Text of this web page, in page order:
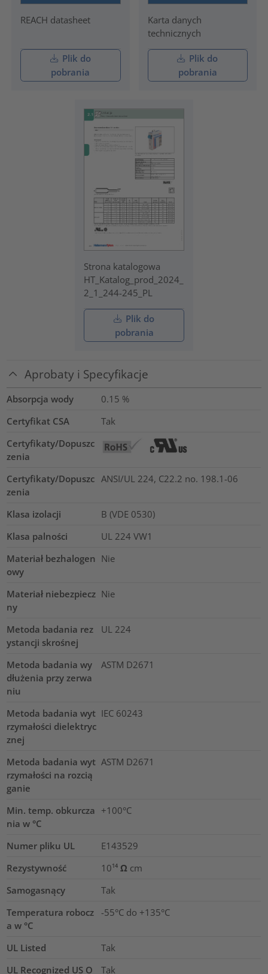
REACH datasheet
Plik do
pobrania
Karta danych
technicznych
Plik do
pobrania
Strona katalogowa
HT_Katalog_prod_2024_
2_1_244-245_PL
Plik do
pobrania
Aprobaty i Specyfikacje
Absorpcja wody 0.15 %
Certyfikat CSA
Tak
Certyfikaty/Dopuszc
zenia
Certyfikaty/Dopuszc
zenia
ANSI/UL 224, C22.2 no. 198.1-06
Klasa izolacji
B (VDE 0530)
Klasa palności
UL 224 VW1
Materiał bezhalogen
owy
Nie
Materiał niebezpiecz
ny
Nie
Metoda badania rez
ystancji skrośnej
UL 224
Metoda badania wy
dłużenia przy zerwa
niu
ASTM D2671
Metoda badania wyt
rzymałości dielektryc
znej
IEC 60243
Metoda badania wyt
rzymałości na rozcią
ganie
ASTM D2671
Min. temp. obkurcza
nia w °C
+100°C
Numer pliku UL
E143529
Rezystywność
10¹⁴ Ω cm
Samogasnący
Tak
Temperatura robocz
a w °C
-55°C do +135°C
UL Listed
Tak
UL Recognized US O
Tak